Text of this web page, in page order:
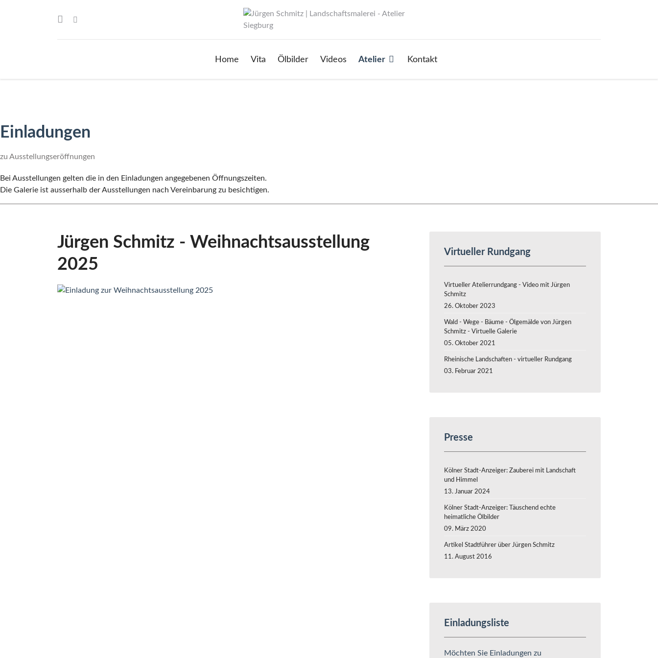
Home Vita Ölbilder Videos Atelier Kontakt
Einladungen
zu Ausstellungseröffnungen
Bei Ausstellungen gelten die in den Einladungen angegebenen Öffnungszeiten.
Die Galerie ist ausserhalb der Ausstellungen nach Vereinbarung zu besichtigen.
Jürgen Schmitz - Weihnachtsausstellung
2025
Virtueller Rundgang
Virtueller Atelierrundgang - Video mit Jürgen
Schmitz
26. Oktober 2023
Wald - Wege - Bäume - Ölgemälde von Jürgen
Schmitz - Virtuelle Galerie
05. Oktober 2021
Rheinische Landschaften - virtueller Rundgang
03. Februar 2021
Presse
Kölner Stadt-Anzeiger: Zauberei mit Landschaft
und Himmel
13. Januar 2024
Kölner Stadt-Anzeiger: Täuschend echte
heimatliche Ölbilder
09. März 2020
Artikel Stadtführer über Jürgen Schmitz
11. August 2016
Einladungsliste
Möchten Sie Einladungen zu